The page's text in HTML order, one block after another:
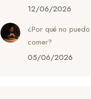
12/06/2026
¿Por qué no
comer?
05/06/2026